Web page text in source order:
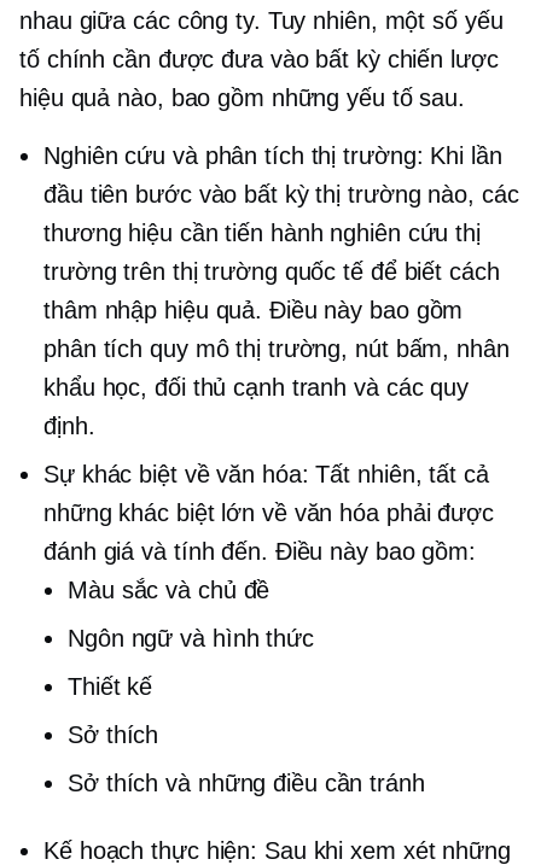
nhau giữa các công ty. Tuy nhiên, một số yếu
tố chính cần được đưa vào bất kỳ chiến lược
hiệu quả nào, bao gồm những yếu tố sau.
Nghiên cứu và phân tích thị trường: Khi lần
đầu tiên bước vào bất kỳ thị trường nào, các
thương hiệu cần tiến hành nghiên cứu thị
trường trên thị trường quốc tế để biết cách
thâm nhập hiệu quả. Điều này bao gồm
phân tích quy mô thị trường, nút bấm, nhân
khẩu học, đối thủ cạnh tranh và các quy
định.
Sự khác biệt về văn hóa: Tất nhiên, tất cả
những khác biệt lớn về văn hóa phải được
đánh giá và tính đến. Điều này bao gồm:
Màu sắc và chủ đề
Ngôn ngữ và hình thức
Thiết kế
Sở thích
Sở thích và những điều cần tránh
Kế hoạch thực hiện: Sau khi xem xét những